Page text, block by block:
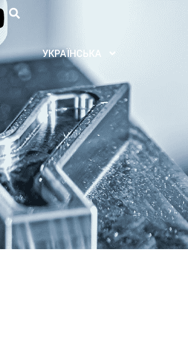
УКРАЇНСЬКА